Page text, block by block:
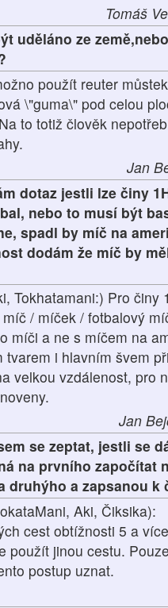
Tomáš
uděláno ze
použít reuter
\"guma\" pod celou
to totiž člověk
Jan
dotaz jestli lze činy
nebo to musí být
spadl by míč na
dodám že míč by
Tokhatamani:) Pro činy
/ míček / fotbalový
míči a ne s míčem na
tvarem i hlavním švem
velkou vzdálenost, pro
Jan
se zeptat, jestli se
na prvního započítat
druhýho a zapsanou k
Aki, Čiksika):
cest obtížnosti 5 a
použít jinou cestu.
postup uznat.